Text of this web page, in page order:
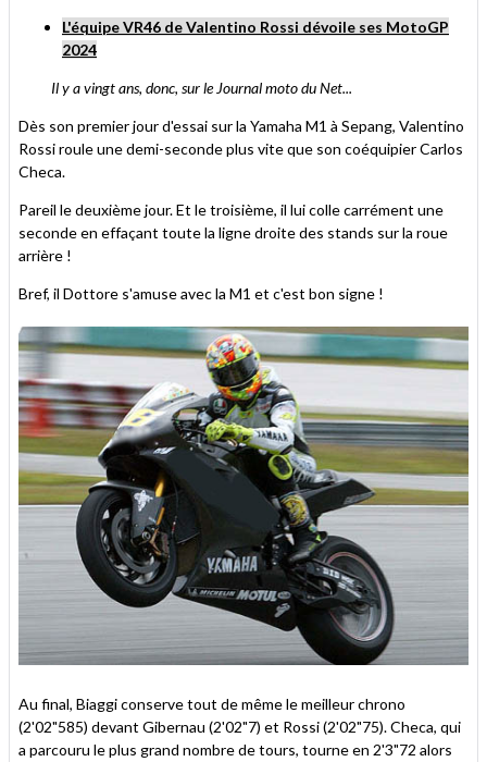
L'équipe VR46 de Valentino Rossi dévoile ses MotoGP
2024
Il y a vingt ans, donc, sur le Journal moto du Net...
Dès son premier jour d'essai sur la Yamaha M1 à Sepang, Valentino
Rossi roule une demi-seconde plus vite que son coéquipier Carlos
Checa.
Pareil le deuxième jour. Et le troisième, il lui colle carrément une
seconde en effaçant toute la ligne droite des stands sur la roue
arrière !
Bref, il Dottore s'amuse avec la M1 et c'est bon signe !
Au final, Biaggi conserve tout de même le meilleur chrono
(2'02"585) devant Gibernau (2'02"7) et Rossi (2'02"75). Checa, qui
a parcouru le plus grand nombre de tours, tourne en 2'3"72 alors